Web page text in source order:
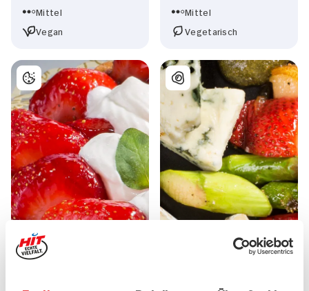
Mittel
Vegan
Mittel
Vegetarisch